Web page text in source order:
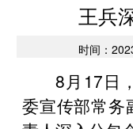
王兵
时间：
8月17日
委宣传部常务